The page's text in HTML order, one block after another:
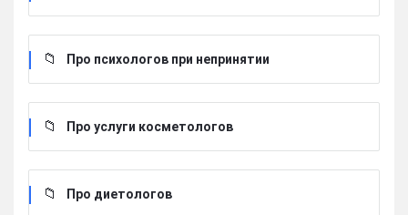
Про психологов при непринятии
Про услуги косметологов
Про диетологов